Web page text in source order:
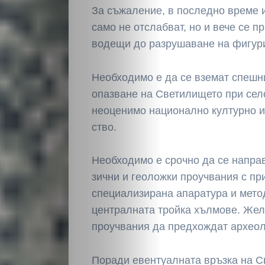
За съжаление, в последно време
само не отслабват, но и вече се
водещи до разрушаване на
Необходимо е да се вземат
опазване на Светилището при
нео­ценимо национално културно
ство.
Необходимо е сроч­но да се
зични и геоложки про­учвания с
специа­лизирана апаратура и
централната тройка хълмове.
проучвания да предхож­дат
Поради евентуалната връзка на